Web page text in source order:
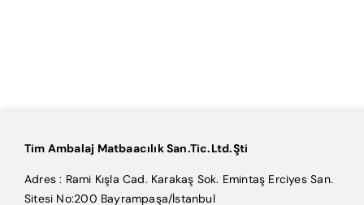
Tim Ambalaj Matbaacılık San.Tic.Ltd.Şti
Adres : Rami Kışla Cad. Karakaş Sok. Emintaş Erciyes San.
Sitesi No:200 Bayrampaşa/İstanbul